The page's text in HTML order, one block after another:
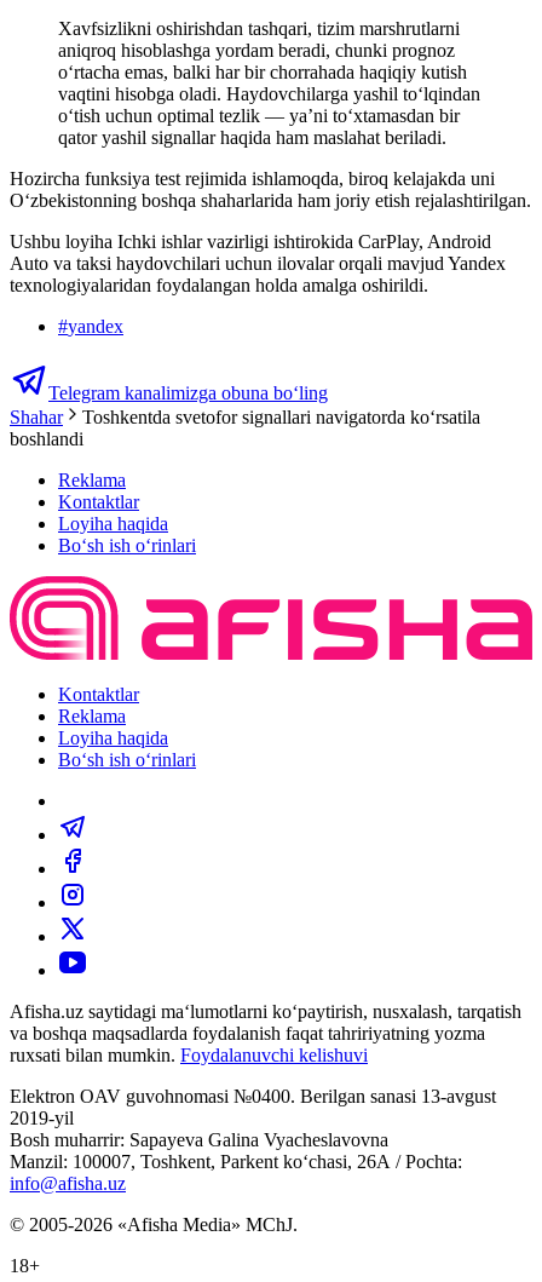
Xavfsizlikni oshirishdan tashqari, tizim marshrutlarni
aniqroq hisoblashga yordam beradi, chunki prognoz
oʻrtacha emas, balki har bir chorrahada haqiqiy kutish
vaqtini hisobga oladi. Haydovchilarga yashil to‘lqindan
o‘tish uchun optimal tezlik — ya’ni to‘xtamasdan bir
qator yashil signallar haqida ham maslahat beriladi.
Hozircha funksiya test rejimida ishlamoqda, biroq kelajakda uni
O‘zbekistonning boshqa shaharlarida ham joriy etish rejalashtirilgan.
Ushbu loyiha Ichki ishlar vazirligi ishtirokida CarPlay, Android
Auto va taksi haydovchilari uchun ilovalar orqali mavjud Yandex
texnologiyalaridan foydalangan holda amalga oshirildi.
#yandex
Telegram kanalimizga obuna bo‘ling
Shahar
Toshkentda svetofor signallari navigatorda ko‘rsatila
boshlandi
Reklama
Kontaktlar
Loyiha haqida
Bo‘sh ish o‘rinlari
Kontaktlar
Reklama
Loyiha haqida
Bo‘sh ish o‘rinlari
Afisha.uz saytidagi ma‘lumotlarni ko‘paytirish, nusxalash, tarqatish
va boshqa maqsadlarda foydalanish faqat tahririyatning yozma
ruxsati bilan mumkin. Foydalanuvchi kelishuvi
Elektron OAV guvohnomasi №0400. Berilgan sanasi 13-avgust
2019-yil
Bosh muharrir: Sapayeva Galina Vyacheslavovna
Manzil: 100007, Toshkent, Parkent ko‘chasi, 26А / Pochta:
info@afisha.uz
© 2005-2026 «Afisha Media» MChJ.
18+